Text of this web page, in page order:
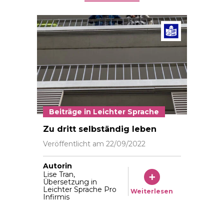
Photo : Antoine Tardy pour insieme
Beiträge in Leichter Sprache
Zu dritt selbständig leben
Veröffentlicht am 22/09/2022
Autorin
Lise Tran,
Übersetzung in
Leichter Sprache Pro
Infirmis
Weiterlesen